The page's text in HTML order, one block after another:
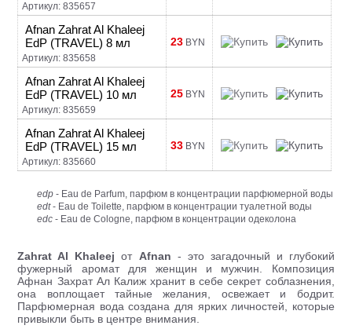
Артикул: 835657
Afnan Zahrat Al Khaleej
EdP (TRAVEL) 8 мл
Артикул: 835658
23 BYN
Afnan Zahrat Al Khaleej
EdP (TRAVEL) 10 мл
Артикул: 835659
25 BYN
Afnan Zahrat Al Khaleej
EdP (TRAVEL) 15 мл
Артикул: 835660
33 BYN
edp - Eau de Parfum, парфюм в концентрации парфюмерной воды
edt- Eau de Toilette, парфюм в концентрации туалетной воды
edc - Eau de Cologne, парфюм в концентрации одеколона
Zahrat Al Khaleej от Afnan - это загадочный и глубокий
фужерный аромат для женщин и мужчин. Композиция
Афнан Захрат Ал Калиж хранит в себе секрет соблазнения,
она воплощает тайные желания, освежает и бодрит.
Парфюмерная вода создана для ярких личностей, которые
привыкли быть в центре внимания.